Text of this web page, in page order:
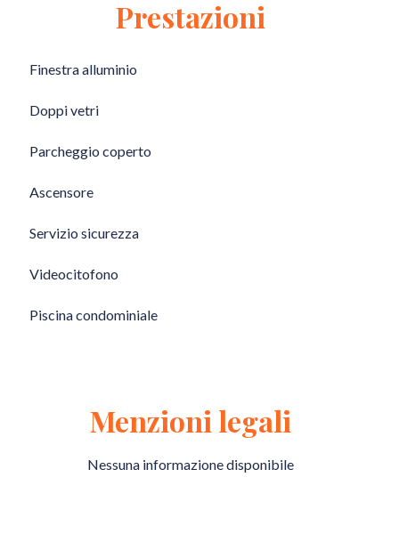
Prestazioni
Finestra alluminio
Doppi vetri
Parcheggio coperto
Ascensore
Servizio sicurezza
Videocitofono
Piscina condominiale
Menzioni legali
Nessuna informazione disponibile